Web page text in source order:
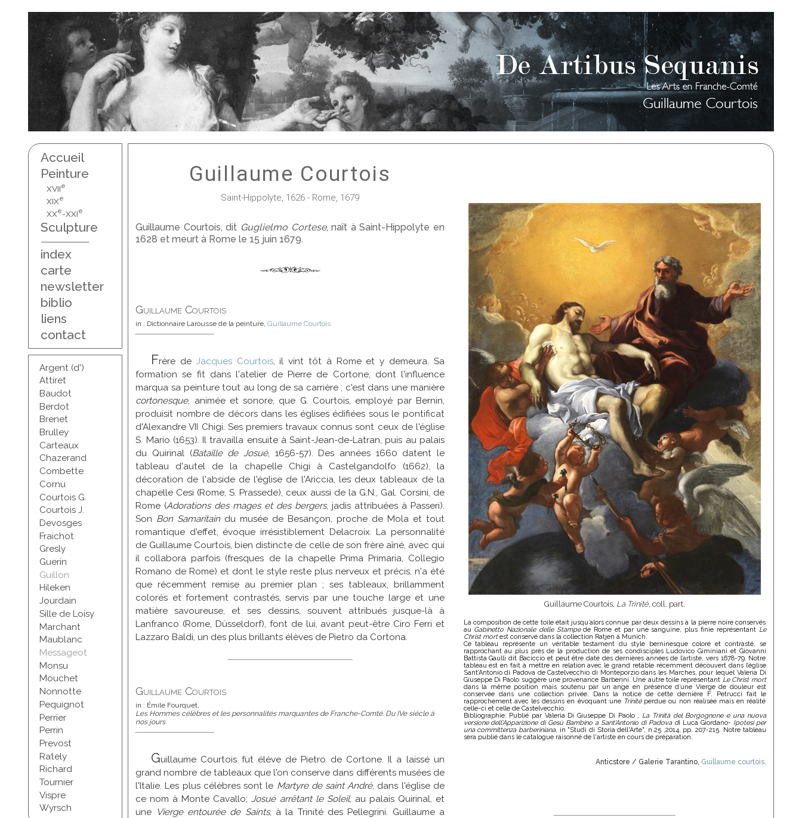
Accueil
Peinture
XVIIe
XIXe
XXe-XXIe
Sculpture
index
carte
newsletter
biblio
liens
contact
Argent (d')
Attiret
Baudot
Berdot
Brenet
Brulley
Carteaux
Chazerand
Combette
Cornu
Courtois G.
Courtois J.
Devosges
Fraichot
Gresly
Guerin
Guillon
Hileken
Jourdain
Sille de Loisy
Marchant
Maublanc
Messageot
Monsu
Mouchet
Nonnotte
Pequignot
Perrier
Perrin
Prevost
Rately
Richard
Tournier
Vispre
Wyrsch
Guillaume Courtois
Saint-Hippolyte, 1626 - Rome, 1679
Guillaume Courtois, dit Guglielmo Cortese, naît à Saint-Hippolyte en
1628 et meurt à Rome le 15 juin 1679.
Guillaume Courtois
in : Dictionnaire Larousse de la peinture, Guillaume Courtois
Frère de Jacques Courtois, il vint tôt à Rome et y demeura. Sa
formation se fit dans l'atelier de Pierre de Cortone, dont l'influence
marqua sa peinture tout au long de sa carrière ; c'est dans une manière
cortonesque, animée et sonore, que G. Courtois, employé par Bernin,
produisit nombre de décors dans les églises édifiées sous le pontificat
d'Alexandre VII Chigi. Ses premiers travaux connus sont ceux de l'église
S. Mario (1653). Il travailla ensuite à Saint-Jean-de-Latran, puis au palais
du Quirinal (Bataille de Josué, 1656-57). Des années 1660 datent le
tableau d'autel de la chapelle Chigi à Castelgandolfo (1662), la
décoration de l'abside de l'église de l'Ariccia, les deux tableaux de la
chapelle Cesi (Rome, S. Prassede), ceux aussi de la G.N., Gal. Corsini, de
Rome (Adorations des mages et des bergers, jadis attribuées à Passeri).
Son Bon Samaritaindu musée de Besançon, proche de Mola et tout
romantique d'effet, évoque irrésistiblement Delacroix. La personnalité
de Guillaume Courtois, bien distincte de celle de son frère aîné, avec qui
il collabora parfois (fresques de la chapelle Prima Primaria, Collegio
Romano de Rome) et dont le style reste plus nerveux et précis, n'a été
que récemment remise au premier plan ; ses tableaux, brillamment
colorés et fortement contrastés, servis par une touche large et une
matière savoureuse, et ses dessins, souvent attribués jusque-là à
Lanfranco (Rome, Düsseldorf), font de lui, avant peut-être Ciro Ferri et
Lazzaro Baldi, un des plus brillants élèves de Pietro da Cortona.
Guillaume Courtois
in : Émile Fourquet,
Les Hommes célèbres et les personnalités marquantes de Franche-Comté. Du IVe siècle à
nos jours.
Guillaume Courtois fut élève de Pietro de Cortone. Il a laissé un
grand nombre de tableaux que l'on conserve dans différents musées de
l'Italie. Les plus célèbres sont le Martyre de saint André, dans l'église de
ce nom à Monte Cavallo;Josué arrêtant le Soleil, au palais Quirinal, et
une
Vierge entourée de Saints, à la Trinité des Pellegrini. Guillaume a
Guillaume Courtois, La Trinité, coll. part.
La composition de cette toile était jusqu’alors connue par deux dessins à la pierre noire conservés
au Gabinetto Nazionale delle Stampede Rome et par une sanguine, plus finie représentant Le
Christ mortest conservé dans la collection Ratjen à Munich.
Ce tableau représente un véritable testament du style berninesque coloré et contrasté, se
rapprochant au plus près de la production de ses condisciples Ludovico Giminiani et Giovanni
Battista Gaulli dit Baciccio et peut être daté des dernières années de l’artiste, vers 1678-79. Notre
tableau est en fait à mettre en relation avec le grand retable récemment découvert dans l’église
Sant’Antonio di Padova de Castelvecchio di Monteporzio dans les Marches, pour lequel Valeria Di
Giuseppe Di Paolo suggère une provenance Barberini. Une autre toile représentant Le Christ mort
dans la même position mais soutenu par un ange en présence d’une Vierge de douleur est
conservée dans une collection privée. Dans la notice de cette dernière F. Petrucci fait le
rapprochement avec les dessins en évoquant une Trinitéperdue ou non réalisée mais en réalité
celle-ci et celle de Castelvecchio.
Bibliographie: Publié par Valeria Di Giuseppe Di Paolo , La Trinità del Borgognone e una nuova
versione dell'Apparizione di Gesù Bambino a Sant'Antonio di Padova di Luca Giordano- Ipotesi per
una committenza barberiniana, in "Studi di Storia dell'Arte", n.25 ,2014, pp. 207-215. Notre tableau
sera publié dans le catalogue raisonné de l'artiste en cours de préparation.
Anticstore / Galerie Tarantino, Guillaume courtois.